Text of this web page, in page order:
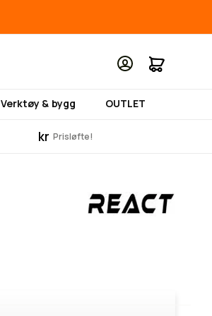
Min
Verktøy & bygg OUTLET
kr Prisløfte!